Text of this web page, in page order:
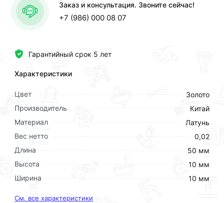
Гарантийный срок 5 лет
Характеристики
Цвет
Золото
Производитель
Китай
Материал
Латунь
Вес нетто
0,02
Длина
50 мм
Высота
10 мм
Ширина
10 мм
См. все характеристики
Заказ и консультация. Звоните сейчас!
+7 (986) 000 08 07